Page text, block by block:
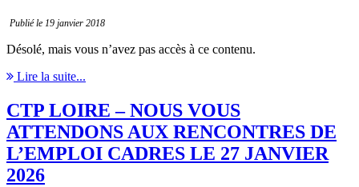
Publié le 19 janvier 2018
Désolé, mais vous n’avez pas accès à ce contenu.
Lire la suite...
CTP LOIRE – NOUS VOUS
ATTENDONS AUX RENCONTRES DE
L’EMPLOI CADRES LE 27 JANVIER
2026